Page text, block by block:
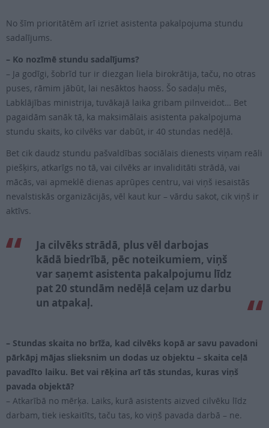
No šīm prioritātēm arī izriet asistenta pakalpojuma stundu
sadalījums.
– Ko nozīmē stundu sadalījums?
– Ja godīgi, šobrīd tur ir diezgan liela birokrātija, taču, no otras
puses, rāmim jābūt, lai nesāktos haoss. Šo sadaļu mēs,
Labklājības ministrija, tuvākajā laika gribam pilnveidot… Bet
pagaidām sanāk tā, ka maksimālais asistenta pakalpojuma
stundu skaits, ko cilvēks var dabūt, ir 40 stundas nedēļā.
Bet cik daudz stundu pašvaldības sociālais dienests viņam reāli
piešķirs, atkarīgs no tā, vai cilvēks ar invaliditāti strādā, vai
mācās, vai apmeklē dienas aprūpes centru, vai viņš iesaistās
nevalstiskās organizācijās, vēl kaut kur – vārdu sakot, cik viņš ir
aktīvs.
Ja cilvēks strādā, plus vēl darbojas
kādā biedrībā, pēc noteikumiem, viņš
var saņemt asistenta pakalpojumu līdz
pat 20 stundām nedēļā ceļam uz darbu
un atpakaļ.
– Stundas skaita no brīža, kad cilvēks kopā ar savu pavadoni
pārkāpj mājas slieksnim un dodas uz objektu – skaita ceļā
pavadīto laiku. Bet vai rēķina arī tās stundas, kuras viņš
pavada objektā?
– Atkarībā no mērķa. Laiks, kurā asistents aizved cilvēku līdz
darbam, tiek ieskaitīts, taču tas, ko viņš pavada darbā – ne.